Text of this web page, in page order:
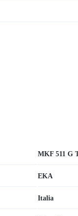
MKF 511 G
EKA
Italia